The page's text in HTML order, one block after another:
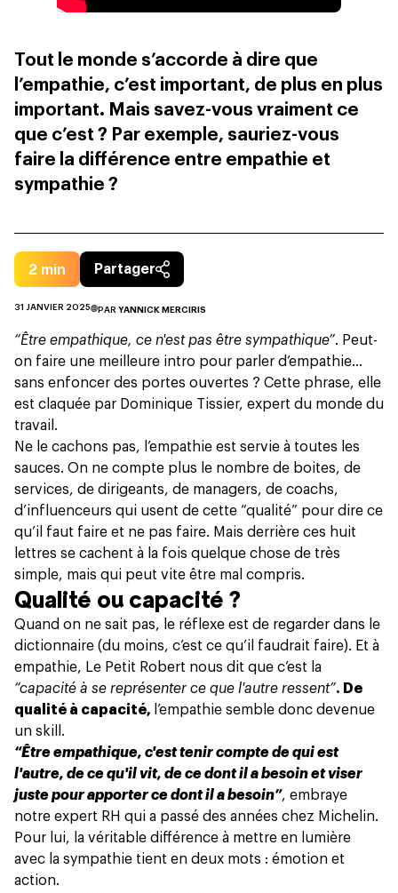
Tout le monde s’accorde à dire que
l’empathie, c’est important, de plus en plus
important. Mais savez-vous vraiment ce
que c’est ? Par exemple, sauriez-vous
faire la différence entre empathie et
sympathie ?
2 min Partager
31 JANVIER 2025 PAR YANNICK MERCIRIS
“Être empathique, ce n'est pas être sympathique”. Peut-
on faire une meilleure intro pour parler d’empathie…
sans enfoncer des portes ouvertes ? Cette phrase, elle
est claquée par Dominique Tissier, expert du monde du
travail.
Ne le cachons pas, l’empathie est servie à toutes les
sauces. On ne compte plus le nombre de boites, de
services, de dirigeants, de managers, de coachs,
d’influenceurs qui usent de cette “qualité” pour dire ce
qu’il faut faire et ne pas faire. Mais derrière ces huit
lettres se cachent à la fois quelque chose de très
simple, mais qui peut vite être mal compris.
Qualité ou capacité ?
Quand on ne sait pas, le réflexe est de regarder dans le
dictionnaire (du moins, c’est ce qu’il faudrait faire). Et à
empathie, Le Petit Robert nous dit que c’est la
“capacité à se représenter ce que l'autre ressent”. De
qualité à capacité, l’empathie semble donc devenue
un skill.
“Être empathique, c'est tenir compte de qui est
l'autre, de ce qu'il vit, de ce dont il a besoin et viser
juste pour apporter ce dont il a besoin”, embraye
notre expert RH qui a passé des années chez Michelin.
Pour lui, la véritable différence à mettre en lumière
avec la sympathie tient en deux mots : émotion et
action.